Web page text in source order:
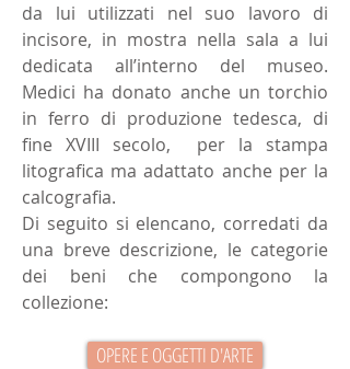
da lui utilizzati nel suo lavoro di
incisore, in mostra nella sala a lui
dedicata all’interno del museo.
Medici ha donato anche un torchio
in ferro di produzione tedesca, di
fine XVIII secolo, per la stampa
litografica ma adattato anche per la
calcografia.
Di seguito si elencano, corredati da
una breve descrizione, le categorie
dei beni che compongono la
collezione:
OPERE E OGGETTI D'ARTE